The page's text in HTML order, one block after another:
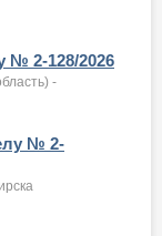
№ 2-128/2026
-
№ 2-